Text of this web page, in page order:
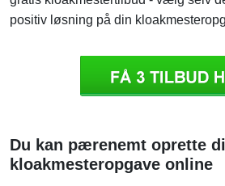
positiv løsning på din
Du kan pærenemt oprette
kloakmesteropgave online